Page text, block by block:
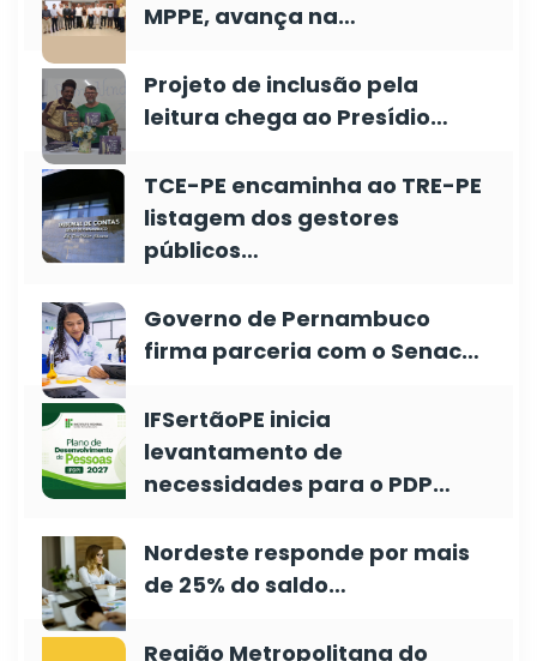
MPPE, avança na…
Projeto de inclusão pela
leitura chega ao Presídio…
TCE-PE encaminha ao TRE-PE
listagem dos gestores
públicos…
Governo de Pernambuco
firma parceria com o Senac…
IFSertãoPE inicia
levantamento de
necessidades para o PDP…
Nordeste responde por mais
de 25% do saldo…
Região Metropolitana do